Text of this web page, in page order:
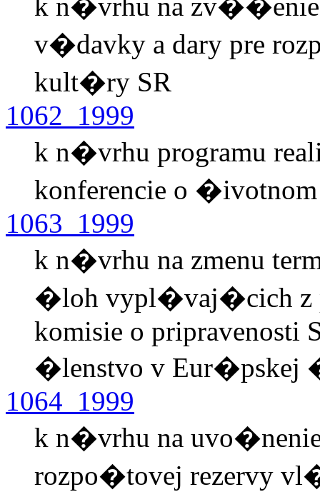
k n�vrhu na
v�davky a dary pre
kult�ry SR
1062_1999
k n�vrhu programu
konferencie o
1063_1999
k n�vrhu na zmenu
�loh vypl�vaj�cich z
komisie o pripravenosti
�lenstvo v Eur�pskej
1064_1999
k n�vrhu na
rozpo�tovej rezervy